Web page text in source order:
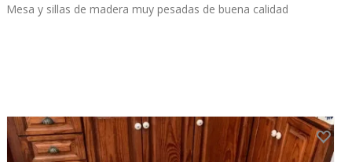
Mesa y sillas de madera muy pesadas de buena calidad